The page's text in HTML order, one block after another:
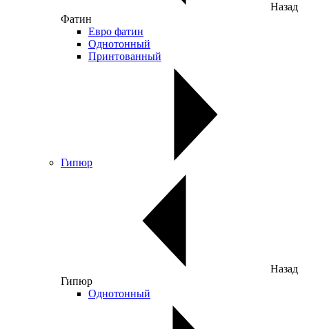
Назад
Фатин
Евро фатин
Однотонный
Принтованный
Гипюр
Назад
Гипюр
Однотонный